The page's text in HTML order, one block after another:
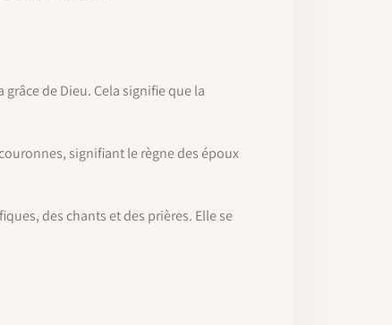
de Dieu. Cela signifie que la
signifiant le règne des époux
des chants et des prières. Elle se